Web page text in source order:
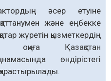
әсер етуіне
және еңбекке
жүретін қызметкердің
оқиға Қазақстан
өндірістегі